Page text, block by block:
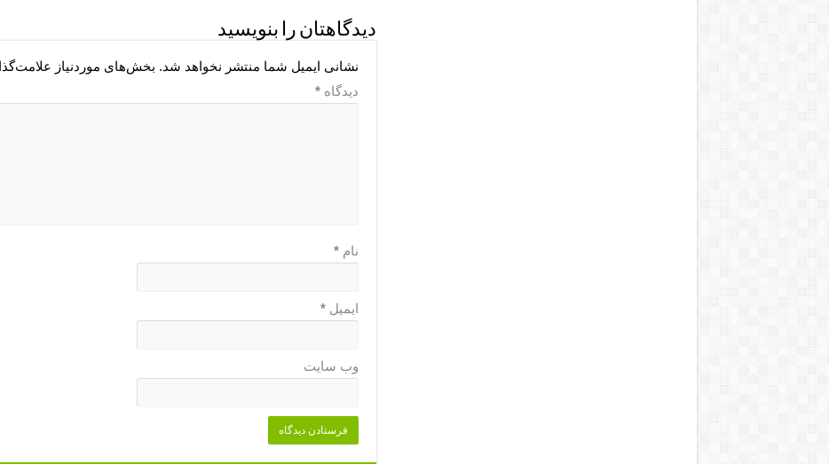
دیدگاهتان را بنویسید
نشانی ایمیل شما منتشر نخواهد شد. بخش‌های موردنیاز
دیدگاه*
نام*
ایمیل*
وب‌ سایت